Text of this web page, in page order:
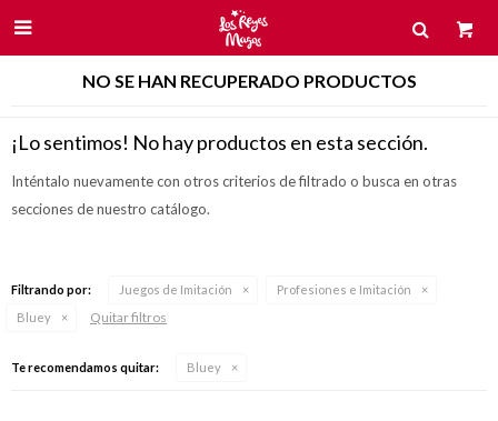

NO SE HAN RECUPERADO PRODUCTOS
¡Lo sentimos! No hay productos en esta sección.
Inténtalo nuevamente con otros criterios de filtrado o busca en otras
secciones de nuestro catálogo.
Filtrando por: Juegos de Imitación
Profesiones e Imitación
Bluey
Quitar filtros
Te recomendamos quitar: Bluey